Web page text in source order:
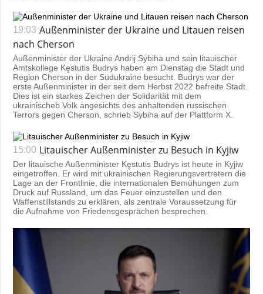
19:03 Außenminister der Ukraine und Litauen reisen
nach Cherson
Außenminister der Ukraine Andrij Sybiha und sein litauischer
Amtskollege Kęstutis Budrys haben am Dienstag die Stadt und
Region Cherson in der Südukraine besucht. Budrys war der
erste Außenminister in der seit dem Herbst 2022 befreite Stadt.
Dies ist ein starkes Zeichen der Solidarität mit dem
ukrainischeb Volk angesichts des anhaltenden russischen
Terrors gegen Cherson, schrieb Sybiha auf der Plattform X
15:00 Litauischer Außenminister zu Besuch in Kyjiw
Der litauische Außenminister Kęstutis Budrys ist heute in Kyjiw
eingetroffen. Er wird mit ukrainischen Regierungsvertretern die
Lage an der Frontlinie, die internationalen Bemühungen zum
Druck auf Russland, um das Feuer einzustellen und den
Waffenstillstands zu erklären, als zentrale Voraussetzung für
die Aufnahme von Friedensgesprächen besprechen.